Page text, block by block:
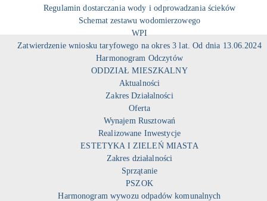
Regulamin dostarczania wody i odprowadzania ścieków
Schemat zestawu wodomierzowego
WPI
Zatwierdzenie wniosku taryfowego na okres 3 lat. Od dnia 13.06.2024
Harmonogram Odczytów
ODDZIAŁ MIESZKALNY
Aktualności
Zakres Działalności
Oferta
Wynajem Rusztowań
Realizowane Inwestycje
ESTETYKA I ZIELEŃ MIASTA
Zakres działalności
Sprzątanie
PSZOK
Harmonogram wywozu odpadów komunalnych